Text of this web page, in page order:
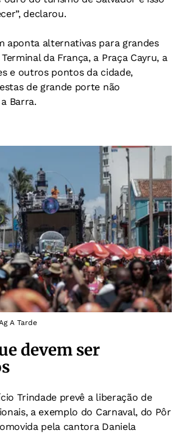
declarou.
aponta alternativas para grandes
da França, a Praça Cayru, a
e outros pontos da cidade,
de grande porte não
Barra.
A Tarde
devem ser
Trindade prevê a liberação de
a exemplo do Carnaval, do Pôr
pela cantora Daniela